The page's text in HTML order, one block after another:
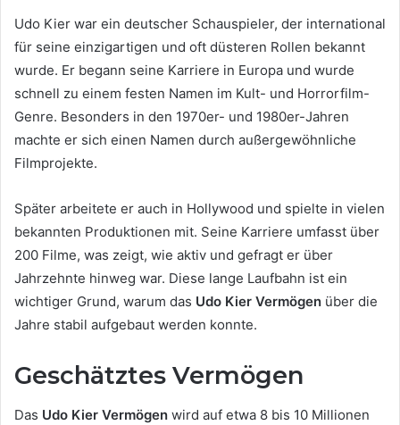
Udo Kier war ein deutscher Schauspieler, der international
für seine einzigartigen und oft düsteren Rollen bekannt
wurde. Er begann seine Karriere in Europa und wurde
schnell zu einem festen Namen im Kult- und Horrorfilm-
Genre. Besonders in den 1970er- und 1980er-Jahren
machte er sich einen Namen durch außergewöhnliche
Filmprojekte.
Später arbeitete er auch in Hollywood und spielte in vielen
bekannten Produktionen mit. Seine Karriere umfasst über
200 Filme, was zeigt, wie aktiv und gefragt er über
Jahrzehnte hinweg war. Diese lange Laufbahn ist ein
wichtiger Grund, warum das Udo Kier Vermögen über die
Jahre stabil aufgebaut werden konnte.
Geschätztes Vermögen
Das Udo Kier Vermögen wird auf etwa 8 bis 10 Millionen